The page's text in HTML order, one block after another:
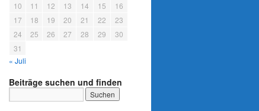
10
11 12 13 14 15
16
17
18 19 20 21 22
23
24
25 26 27 28 29
30
31
« Juli
Beiträge suchen und finden